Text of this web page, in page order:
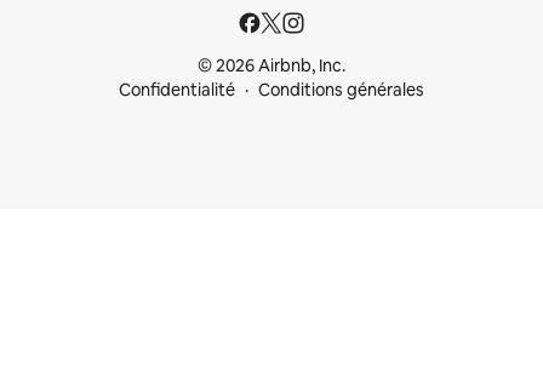
© 2026 Airbnb, Inc.
Confidentialité
Conditions générales